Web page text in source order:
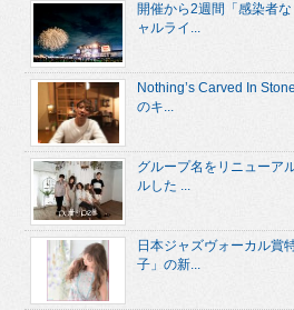
開催から2週間「感染者
ャルライ...
Nothing’s Carved In
のキ...
グループ名をリニューア
ルした ...
日本ジャズヴォーカル賞
子」の新...